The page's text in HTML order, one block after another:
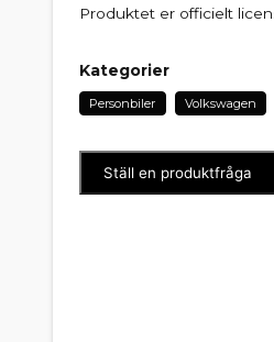
Produktet er officielt
Kategorier
Personbiler Volkswagen
Ställ en produktfråga